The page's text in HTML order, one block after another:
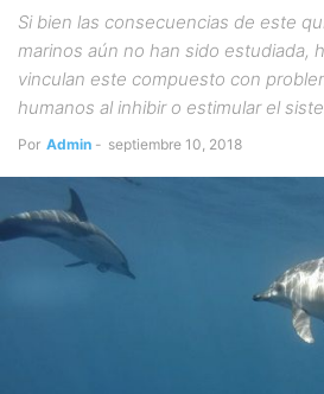
Si bien las consecuencias de este
marinos aún no han sido estudiada,
vinculan este compuesto con
humanos al inhibir o estimular el
Por Admin - septiembre 10, 2018